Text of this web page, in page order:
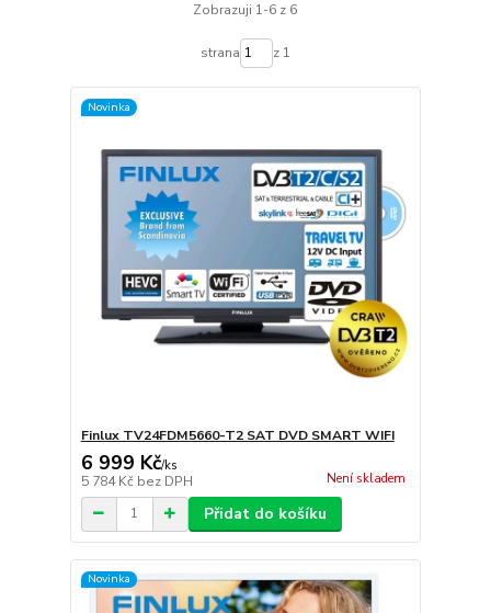
Zobrazuji 1-6 z 6
strana z 1
Novinka
Finlux TV24FDM5660-T2 SAT DVD SMART WIFI
6 999 Kč/ks
5 784 Kč bez DPH Není skladem
Přidat do košíku
Novinka